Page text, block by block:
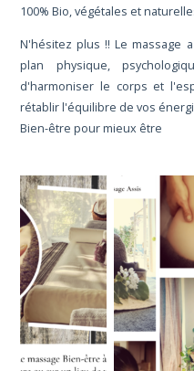
100% Bio, végétales et
N'hésitez plus !! Le massage
plan physique,
d'harmoniser le corps et
rétablir l'équilibre de vos
Bien-être pour mieux être